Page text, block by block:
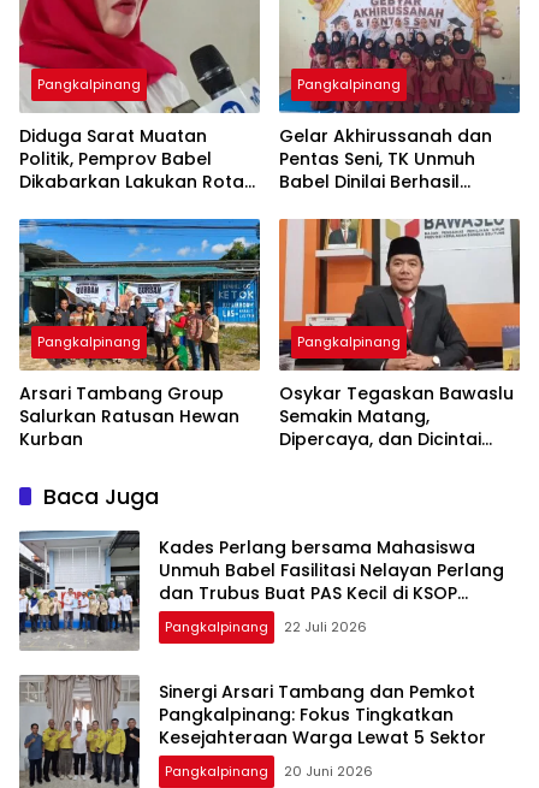
Pangkalpinang
‎Diduga Sarat Muatan
Politik, Pemprov Babel
Dikabarkan Lakukan Rotasi
Pangkalpinang
‎Gelar Akhirussanah dan
Pentas Seni, TK Unmuh
Babel Dinilai Berhasil
Pangkalpinang
‎Arsari Tambang Group
Salurkan Ratusan Hewan
Kurban
Pangkalpinang
Osykar Tegaskan Bawaslu
Semakin Matang,
Dipercaya, dan Dicintai
Baca Juga
Kades Perlang bersama Mahasiswa
Unmuh Babel Fasilitasi Nelayan Perlang
dan Trubus Buat PAS Kecil di KSOP
Pangkalbalam
Pangkalpinang 22 Juli 2026
‎Sinergi Arsari Tambang dan Pemkot
Pangkalpinang: Fokus Tingkatkan
Pangkalpinang 20 Juni 2026